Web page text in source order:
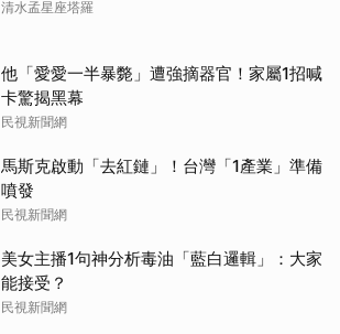
清水孟星座塔羅
他「愛愛一半暴斃」遭強摘器官！家屬1招喊
卡驚揭黑幕
民視新聞網
馬斯克啟動「去紅鏈」！台灣「1產業」準備
噴發
民視新聞網
美女主播1句神分析毒油「藍白邏輯」：大家
能接受？
民視新聞網